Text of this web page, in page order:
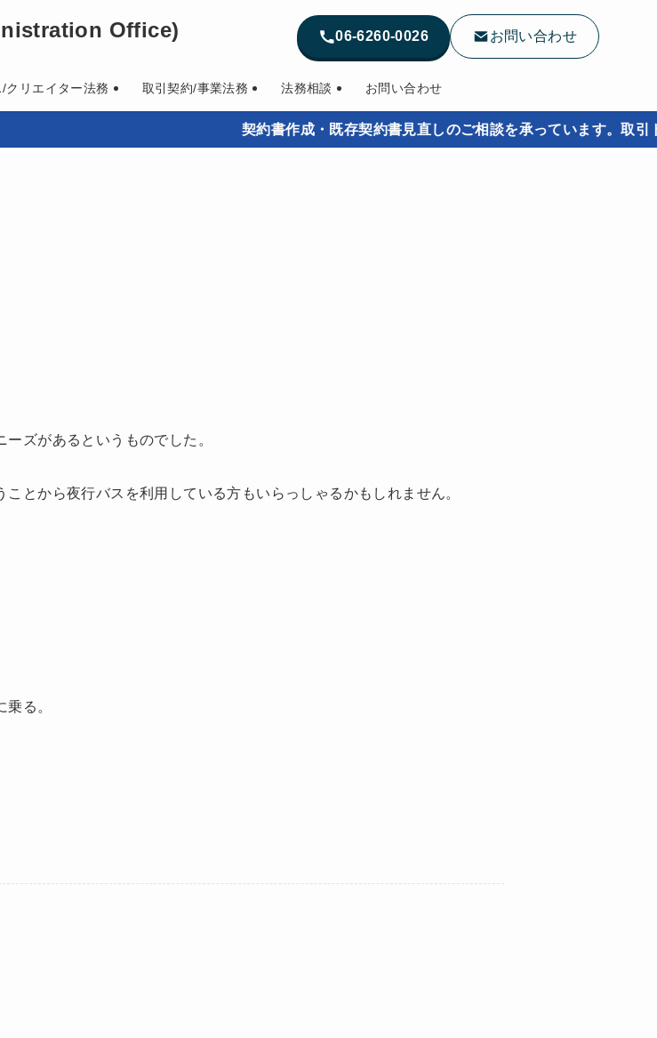
Office)
クリエイター法務 取引契約/事業法務 法務相談 お問い合わせ
06-6260-0026 お問い合わせ
契約書作成・既存契約書見直しのご相談を承っています。取引ト
ズがあるというものでした。
とから夜行バスを利用している方もいらっしゃるかもしれません。
る。